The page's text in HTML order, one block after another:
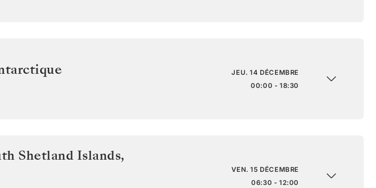
JEU. 14 DÉCEMBRE
00:00 - 18:30
Shetland Islands,
VEN. 15 DÉCEMBRE
06:30 - 12:00